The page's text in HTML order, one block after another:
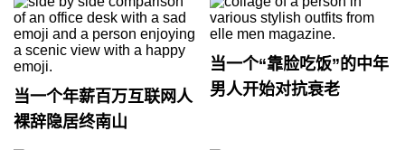
当一个年薪百万互联网人
裸辞隐居终南山
当一个“靠脸吃饭”的中年
男人开始对抗衰老